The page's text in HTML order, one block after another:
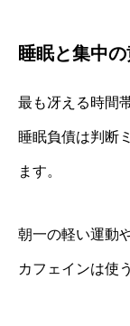
睡眠と集中
最も冴える時間
睡眠負債は判断
ます。
朝一の軽い運動
カフェインは使